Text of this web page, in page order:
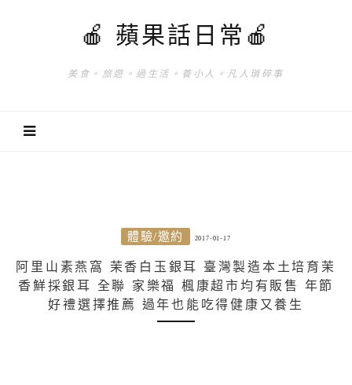
🍎 蘋果話日常🍎
美食。旅遊。過生活。養小人。凡人瑣碎事
體驗/邀約 2017-01-17
阿里山素燕窩 茉香白玉銀耳 臺灣製造本土培育茉
香鮮採銀耳 全聯 家樂福 楓康超市均有販售 年節
好禮選擇推薦 過年也能吃得健康又養生